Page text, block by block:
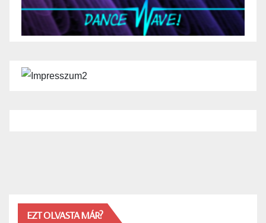
EZT OLVASTA MÁR?